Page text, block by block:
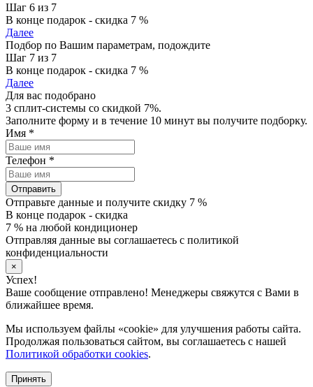
Шаг 6 из 7
В конце подарок - скидка 7 %
Далее
Подбор по Вашим параметрам, подождите
Шаг 7 из 7
В конце подарок - скидка 7 %
Далее
Для вас подобрано
3 сплит-системы со скидкой 7%.
Заполните форму и в течение 10 минут вы получите подборку.
Имя *
Телефон *
Отправить
Отправьте данные и получите скидку 7 %
В конце подарок - скидка
7 % на любой кондиционер
Отправляя данные вы соглашаетесь с политикой
конфиденциальности
×
Успех!
Ваше сообщение отправлено! Менеджеры свяжутся с Вами в
ближайшее время.
Мы используем файлы «cookie» для улучшения работы сайта.
Продолжая пользоваться сайтом, вы соглашаетесь с нашей
Политикой обработки cookies.
Принять